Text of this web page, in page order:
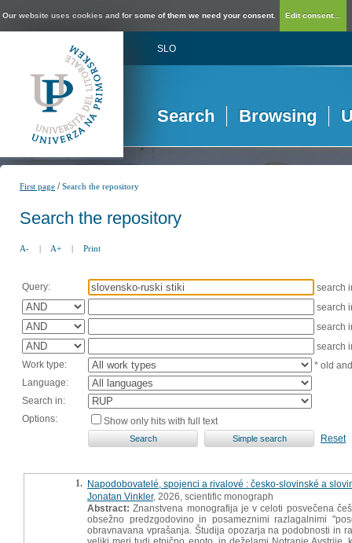
Our website uses cookies and for some of them we need your consent. Edit consent...
SLO
Search Browsing
First page /Search the repository
Search the repository
A- | A+ | Print
Query:
search
search
search
search
Work type:
* old
Language:
Search in:
Options:
Show only hits with full text
Reset
1. Napodobovatelé, spojenci a rivalové : česko-slovinské a
Jonatan Vinkler, 2026, scientific monograph
Abstract: Znanstvena monografija je v celoti posvečena
obsežno predzgodovino in posameznimi razlagalnimi
obravnavana vprašanja. Študija opozarja na podobnosti in